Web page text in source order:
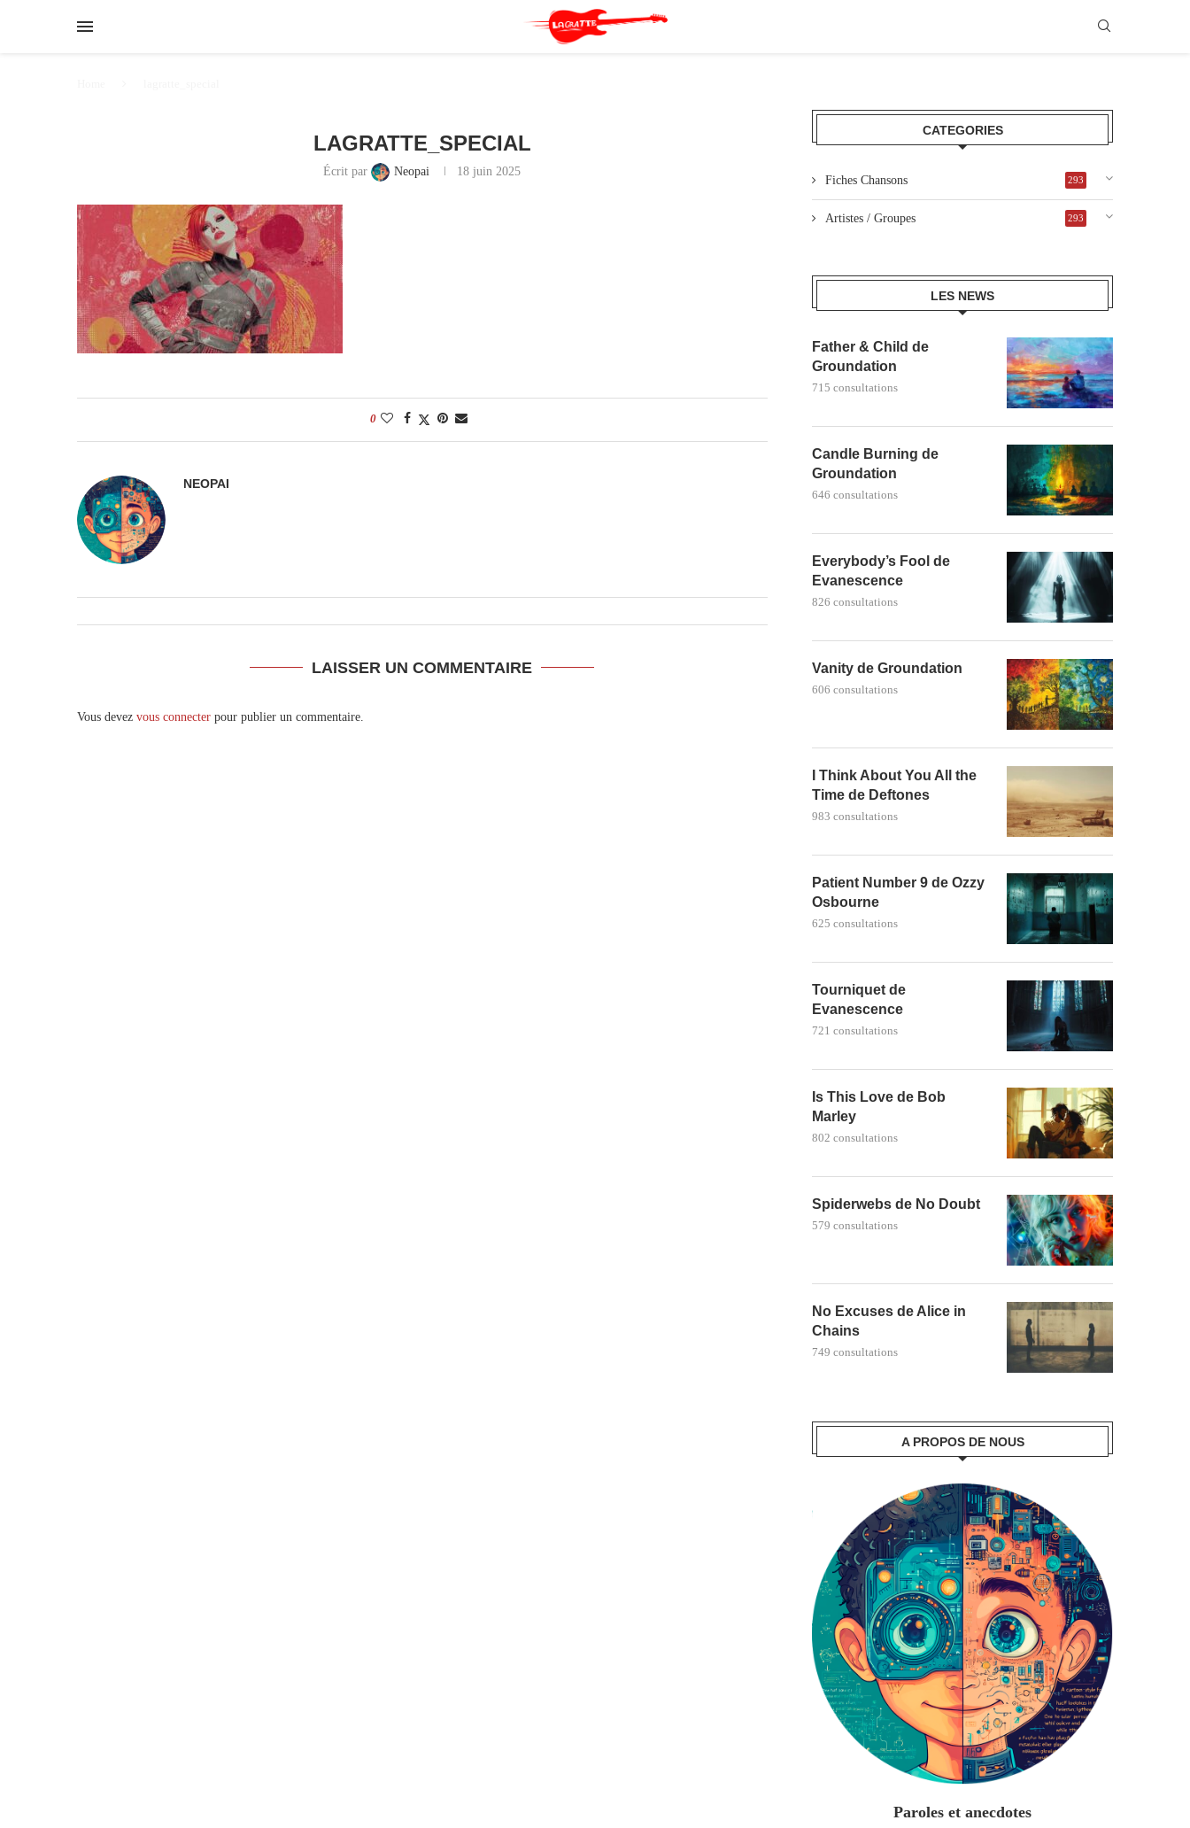
LAGRATTE_SPECIAL
Écrit par Neopai 18 juin 2025
0
NEOPAI
LAISSER UN COMMENTAIRE
Vous devez vous connecter pour publier un commentaire.
CATEGORIES
Fiches Chansons 293
Artistes / Groupes 293
LES NEWS
Father & Child de
Groundation
715 consultations
Candle Burning de
Groundation
646 consultations
Everybody’s Fool de
Evanescence
826 consultations
Vanity de Groundation
606 consultations
I Think About You All the
Time de Deftones
983 consultations
Patient Number 9 de Ozzy
Osbourne
625 consultations
Tourniquet de
Evanescence
721 consultations
Is This Love de Bob
Marley
802 consultations
Spiderwebs de No Doubt
579 consultations
No Excuses de Alice in
Chains
749 consultations
A PROPOS DE NOUS
Paroles et anecdotes